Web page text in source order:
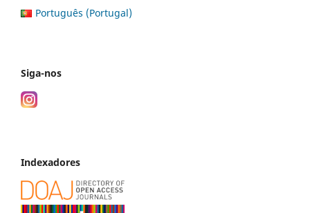
Português (Portugal)
Siga-nos
Indexadores